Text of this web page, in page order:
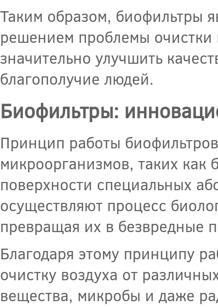
Таким образом, биофильтры
решением проблемы очистки
значительно улучшить
благополучие людей.
Биофильтры:
Принцип работы
микроорганизмов, таких
поверхности специальных
осуществляют процесс
превращая их в безвредные
Благодаря этому принципу
очистку воздуха от
вещества, микробы и даже